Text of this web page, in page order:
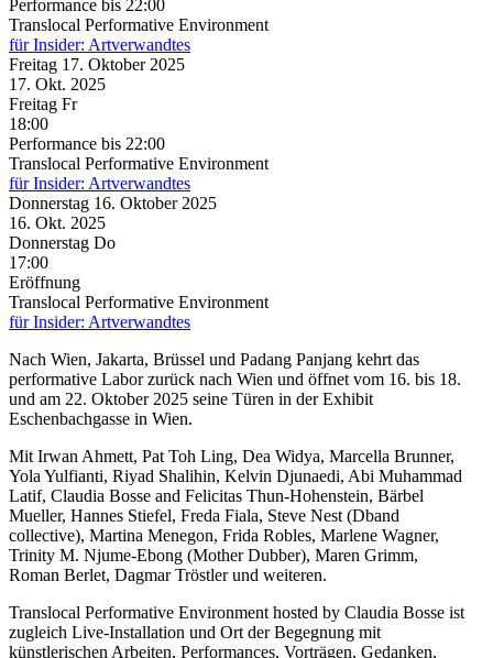
Performance bis 22:00
Translocal Performative Environment
für Insider: Artverwandtes
Freitag 17. Oktober 2025
17. Okt. 2025
Freitag Fr
18:00
Performance bis 22:00
Translocal Performative Environment
für Insider: Artverwandtes
Donnerstag 16. Oktober 2025
16. Okt. 2025
Donnerstag Do
17:00
Eröffnung
Translocal Performative Environment
für Insider: Artverwandtes
Nach Wien, Jakarta, Brüssel und Padang Panjang kehrt das
performative Labor zurück nach Wien und öffnet vom 16. bis 18.
und am 22. Oktober 2025 seine Türen in der Exhibit
Eschenbachgasse in Wien.
Mit Irwan Ahmett, Pat Toh Ling, Dea Widya, Marcella Brunner,
Yola Yulfianti, Riyad Shalihin, Kelvin Djunaedi, Abi Muhammad
Latif, Claudia Bosse and Felicitas Thun-Hohenstein, Bärbel
Mueller, Hannes Stiefel, Freda Fiala, Steve Nest (Dband
collective), Martina Menegon, Frida Robles, Marlene Wagner,
Trinity M. Njume-Ebong (Mother Dubber), Maren Grimm,
Roman Berlet, Dagmar Tröstler und weiteren.
Translocal Performative Environment hosted by Claudia Bosse ist
zugleich Live-Installation und Ort der Begegnung mit
künstlerischen Arbeiten, Performances, Vorträgen, Gedanken,